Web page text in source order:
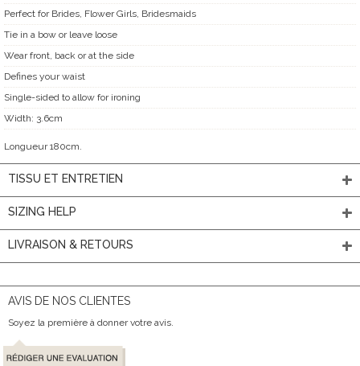
Perfect for Brides, Flower Girls, Bridesmaids
Tie in a bow or leave loose
Wear front, back or at the side
Defines your waist
Single-sided to allow for ironing
Width: 3.6cm
Longueur 180cm.
TISSU ET ENTRETIEN
SIZING HELP
LIVRAISON & RETOURS
AVIS DE NOS CLIENTES
Soyez la première à donner votre avis.